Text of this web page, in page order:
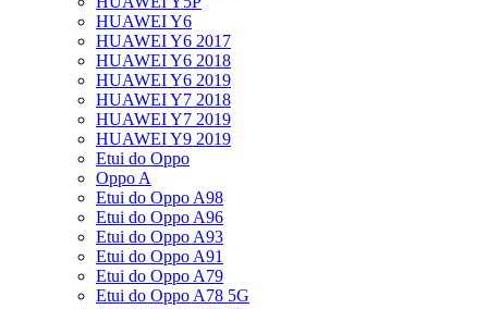
HUAWEI Y6
HUAWEI Y6 2017
HUAWEI Y6 2018
HUAWEI Y6 2019
HUAWEI Y7 2018
HUAWEI Y7 2019
HUAWEI Y9 2019
Etui do Oppo
Oppo A
Etui do Oppo A98
Etui do Oppo A96
Etui do Oppo A93
Etui do Oppo A91
Etui do Oppo A79
Etui do Oppo A78 5G